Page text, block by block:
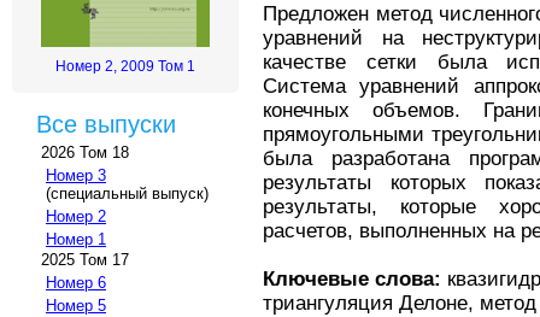
Номер 2, 2009 Том 1
Все выпуски
2026 Том 18
Номер 3
(специальный выпуск)
Номер 2
Номер 1
2025 Том 17
Номер 6
Номер 5
Предложен метод
уравнений на
качестве сетки была
Система уравнений
конечных объемов.
прямоугольными
была разработана
результаты которых
результаты, которые
расчетов, выполненных на
Ключевые слова:
триангуляция Делоне,